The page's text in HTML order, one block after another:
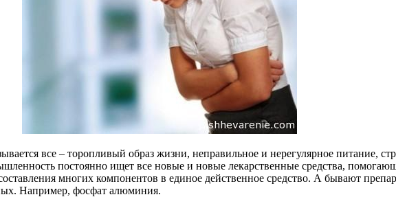
все – торопливый образ жизни, неправильное и нерегулярное питание,
постоянно ищет все новые и новые лекарственные средства,
многих компонентов в единое действенное средство. А бывают
Например, фосфат алюминия.